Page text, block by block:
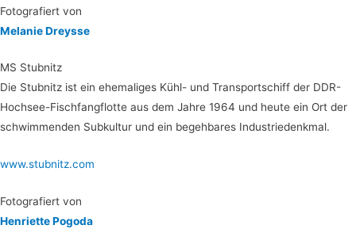
Foto­gra­fiert von
Mela­nie Dreysse
MS Stub­nitz
Die Stub­nitz ist ein ehe­ma­li­ges Kühl- und Trans­port­schiff der DDR-
Hoch­see-Fisch­fang­flot­te aus dem Jah­re 1964 und heu­te ein Ort der
schwim­men­den Sub­kul­tur und ein begeh­ba­res Industriedenkmal.
www.stubnitz.com
Foto­gra­fiert von
Hen­ri­et­te Pogoda